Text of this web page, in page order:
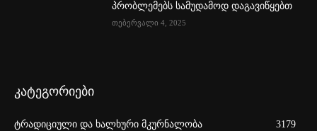
პრობლემებს სამუდამოდ დაგავიწყებთ
თებერვალი 4, 2025
კატეგორიები
ტრადიციული და ხალხური მკურნალობა
3179